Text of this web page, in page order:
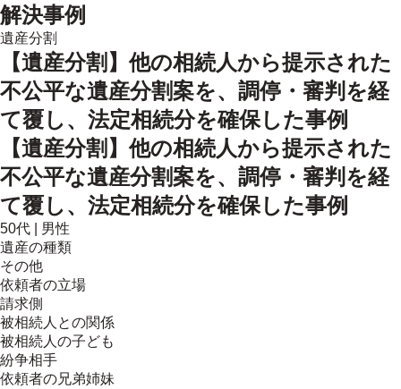
解決事例
遺産分割
【遺産分割】他の相続人から提示された
不公平な遺産分割案を、調停・審判を経
て覆し、法定相続分を確保した事例
【遺産分割】他の相続人から提示された
不公平な遺産分割案を、調停・審判を経
て覆し、法定相続分を確保した事例
50代
男性
遺産の種類
その他
依頼者の立場
請求側
被相続人との関係
被相続人の子ども
紛争相手
依頼者の兄弟姉妹